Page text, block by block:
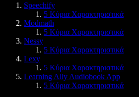
Speechify
5 Κύρια Χαρακτηριστικά
Modmath
5 Κύρια Χαρακτηριστικά
Nessy
5 Κύρια Χαρακτηριστικά
Lexy
5 Κύρια Χαρακτηριστικά
Learning Ally Audiobook App
5 Κύρια Χαρακτηριστικά